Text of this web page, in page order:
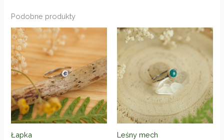
Podobne produkty
Łapka
Leśny mech